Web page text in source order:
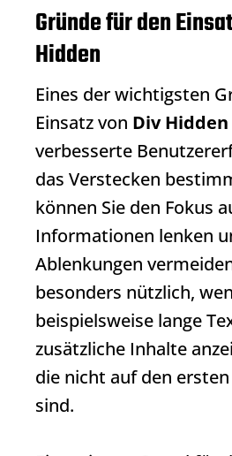
Gründe für den
Hidden
Eines der wichtigsten
Einsatz von Div Hidden
verbesserte
das Verstecken
können Sie den Fokus
Informationen lenken
Ablenkungen
besonders nützlich,
beispielsweise lange
zusätzliche Inhalte
die nicht auf den
sind.